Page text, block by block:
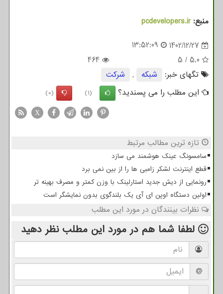
منبع:pcdevelopers.ir
1402/12/27
13:52:09
5.0
/
5
464
تگهای خبر:
شبكه ,
شركت
این مطلب را می پسندید؟
(1)
(0)
X
تازه ترین مطالب مرتبط
سامسونگ عینک هوشمند می سازد
قطع اینترنت لشکر زامبی ها را از بین نمی برد
رونمایی از دیش جدید استارلینک با وزن کمتر و مصرف بهینه تر
اولین دستگاه اوپن ای آی یک بلندگوی بدون نمایشگر است
نظرات بینندگان در مورد این مطلب
لطفا شما هم در مورد این مطلب نظر دهید